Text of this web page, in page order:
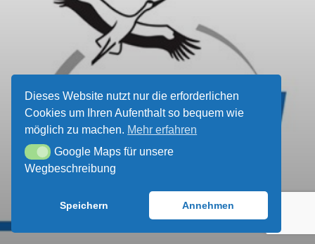
SPENDEN UND
MITMACHEN!
Dieses Website nutzt nur die erforderlichen
Cookies um Ihren Aufenthalt so bequem wie
möglich zu machen. Mehr erfahren
Google Maps für unsere Wegbeschreibung
Google Maps für unsere
Wegbeschreibung
Speichern Annehmen